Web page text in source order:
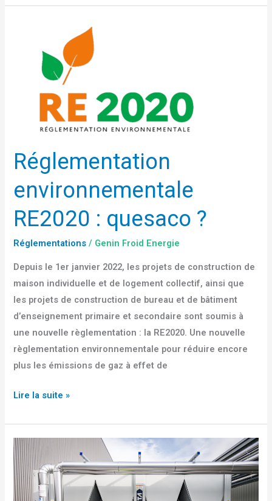
Réglementation
environnementale
RE2020 : quesaco ?
Réglementations / Genin Froid Energie
Depuis le 1er janvier 2022, les projets de construction de
maison individuelle et de logement collectif, ainsi que
les projets de construction de bureau et de bâtiment
d’enseignement primaire et secondaire sont soumis à
une nouvelle règlementation : la RE2020. Une nouvelle
règlementation environnementale pour réduire encore
plus les émissions de gaz à effet de
environnementale
RE2020 :
quesaco ?
Lire la suite »
Pourquoi
opter
pour
la